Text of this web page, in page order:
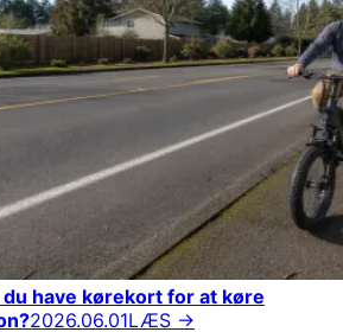
du have kørekort for at køre
2026.06.01LÆS →